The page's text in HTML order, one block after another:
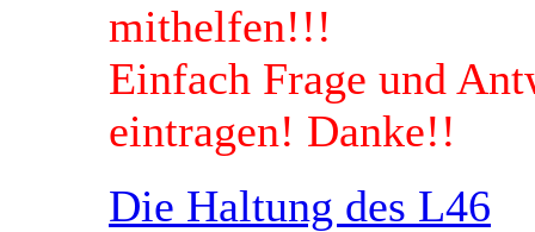
mithelfen!!!
Einfach Frage und
eintragen! Danke!!
Die Haltung des L46